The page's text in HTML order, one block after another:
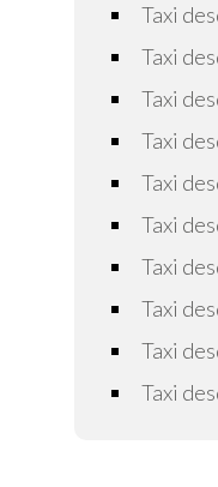
Taxi
Taxi
Taxi
Taxi
Taxi
Taxi
Taxi
Taxi
Taxi
Taxi